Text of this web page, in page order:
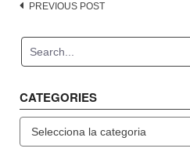
Post
PREVIOUS POST
CATEGORIES
Categories